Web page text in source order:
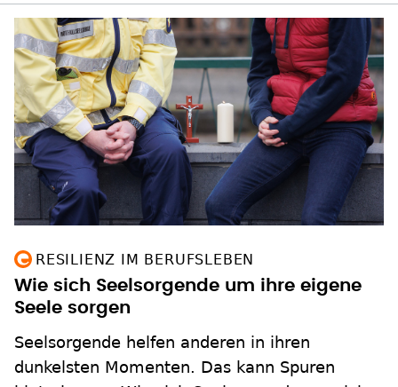
RESILIENZ IM BERUFSLEBEN
Wie sich Seelsorgende um ihre eigene
Seele sorgen
Seelsorgende helfen anderen in ihren
dunkelsten Momenten. Das kann Spuren